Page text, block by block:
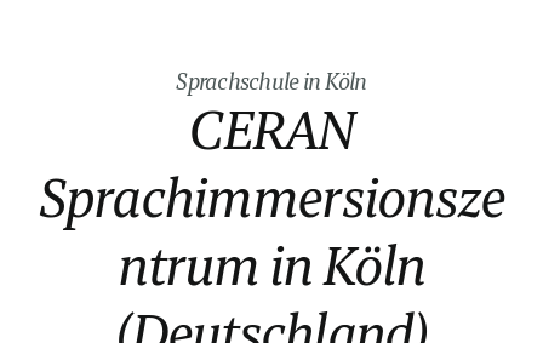
Sprachschule in Köln
CERAN
Sprachimmersionsze
ntrum in Köln